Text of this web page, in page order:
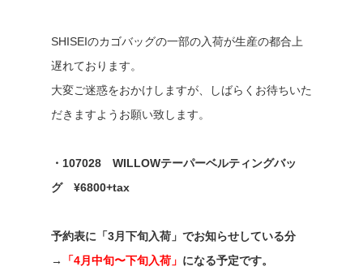
SHISEIのカゴバッグの一部の入荷が生産の都合上
遅れております。
大変ご迷惑をおかけしますが、しばらくお待ちいた
だきますようお願い致します。
・107028 WILLOWテーパーベルティングバッ
グ ¥6800+tax
予約表に「3月下旬入荷」でお知らせしている分
→
「4月中旬〜下旬入荷」 になる予定です。